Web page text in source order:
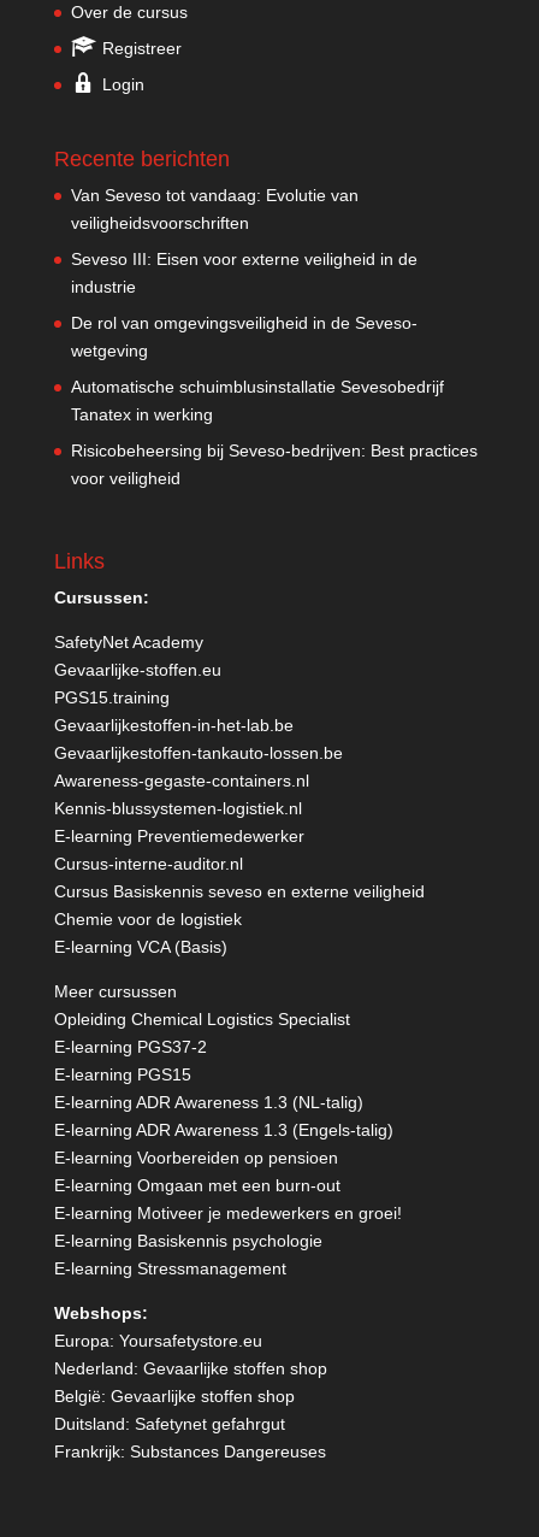
Over de cursus
Registreer
Login
Recente berichten
Van Seveso tot vandaag: Evolutie van
veiligheidsvoorschriften
Seveso III: Eisen voor externe veiligheid in de
industrie
De rol van omgevingsveiligheid in de Seveso-
wetgeving
Automatische schuimblusinstallatie Sevesobedrijf
Tanatex in werking
Risicobeheersing bij Seveso-bedrijven: Best practices
voor veiligheid
Links
Cursussen:
SafetyNet Academy
Gevaarlijke-stoffen.eu
PGS15.training
Gevaarlijkestoffen-in-het-lab.be
Gevaarlijkestoffen-tankauto-lossen.be
Awareness-gegaste-containers.nl
Kennis-blussystemen-logistiek.nl
E-learning Preventiemedewerker
Cursus-interne-auditor.nl
Cursus Basiskennis seveso en externe veiligheid
Chemie voor de logistiek
E-learning VCA (Basis)
Meer cursussen
Opleiding Chemical Logistics Specialist
E-learning PGS37-2
E-learning PGS15
E-learning ADR Awareness 1.3 (NL-talig)
E-learning ADR Awareness 1.3 (Engels-talig)
E-learning Voorbereiden op pensioen
E-learning Omgaan met een burn-out
E-learning Motiveer je medewerkers en groei!
E-learning Basiskennis psychologie
E-learning Stressmanagement
Webshops:
Europa: Yoursafetystore.eu
Nederland: Gevaarlijke stoffen shop
België: Gevaarlijke stoffen shop
Duitsland: Safetynet gefahrgut
Frankrijk: Substances Dangereuses